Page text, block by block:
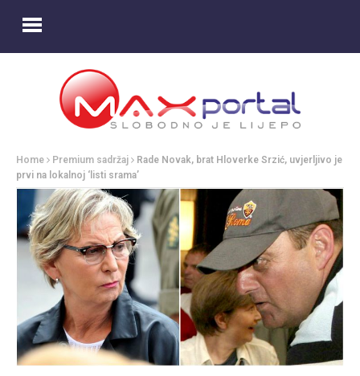
Home Premium sadržaj
Rade Novak, brat Hloverke Srzić, uvjerljivo je
prvi na lokalnoj ‘listi srama’